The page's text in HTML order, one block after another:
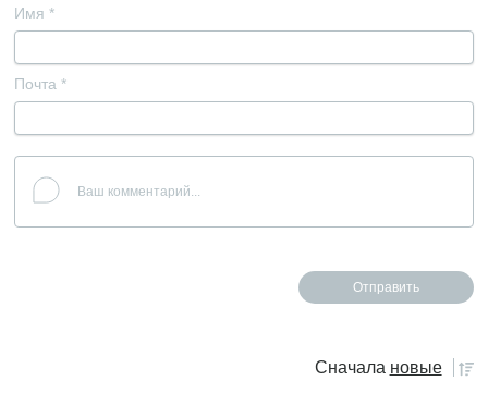
Имя *
Почта *
Сначала новые